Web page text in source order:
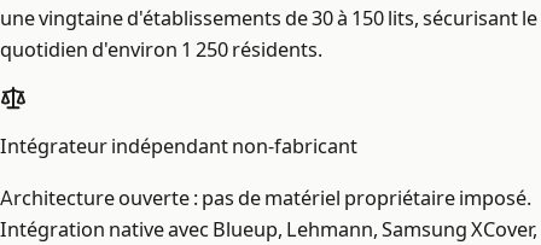
une vingtaine d'établissements de 30 à 150 lits, sécurisant le
quotidien d'environ 1 250 résidents.
Intégrateur indépendant non-fabricant
Architecture ouverte : pas de matériel propriétaire imposé.
Intégration native avec Blueup, Lehmann, Samsung XCover,